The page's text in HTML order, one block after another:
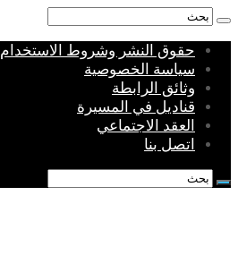
حقوق النشر وشروط الاستخدام
سياسة الخصوصية
وثائق الرابطة
قناديل في المسيرة
العقد الاجتماعي
اتصل بنا